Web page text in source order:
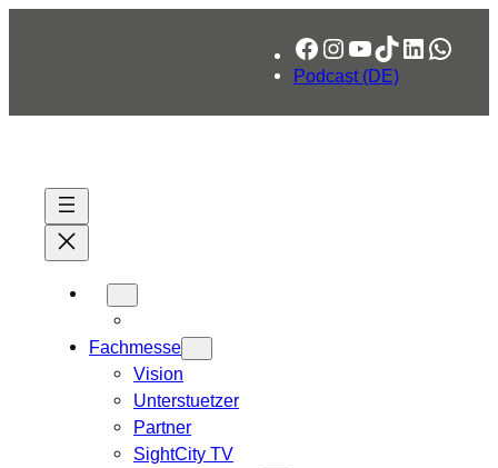
Facebook
Instagram
YouTube
TikTok
LinkedIn
Podcast (DE)
Fachmesse
Vision
Unterstuetzer
Partner
SightCity TV